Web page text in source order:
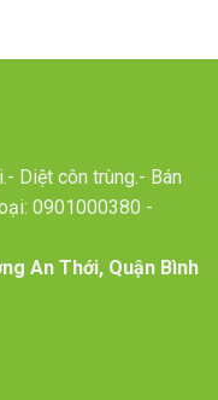
Diệt côn trùng.- Bán
0901000380 -
An Thới, Quận Bình